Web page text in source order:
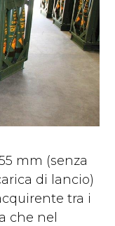
mm (senza
di lancio)
tra i
che nel